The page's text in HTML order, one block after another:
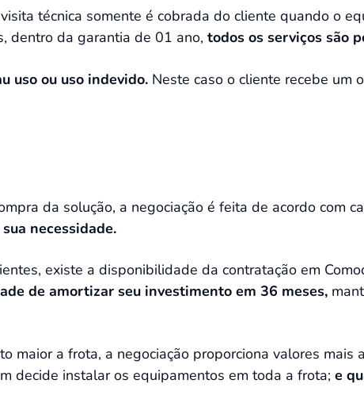
técnica somente é cobrada do cliente quando o
dentro da garantia de 01 ano, todos os serviços são
uso ou uso indevido. Neste caso o cliente recebe um
da solução, a negociação é feita de acordo com
necessidade.
existe a disponibilidade da contratação em
de amortizar seu investimento em 36 meses,
maior a frota, a negociação proporciona valores mais
decide instalar os equipamentos em toda a frota; e